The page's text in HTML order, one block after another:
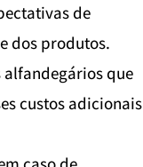
de
dos produtos.
alfandegários que
custos adicionais